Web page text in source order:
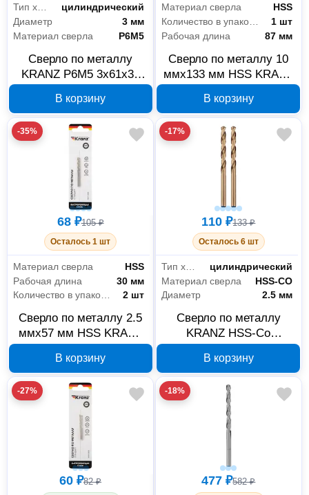
цилиндрический
Диаметр
3 мм
Материал сверла
Р6М5
Сверло по металлу
KRANZ P6M5 3x61x33
В корзину
Материал сверла
HSS
Количество в упаковке
1 шт
Рабочая длина
87 мм
Сверло по металлу 10
ммx133 мм HSS KRANZ
В корзину
-35%
68 ₽105 ₽
Осталось 1 шт
Материал сверла
HSS
Рабочая длина
30 мм
Количество в упаковке
2 шт
Сверло по металлу 2.5
ммx57 мм HSS KRANZ
В корзину
-17%
110 ₽133 ₽
Осталось 6 шт
Тип хвостовика
цилиндрический
Материал сверла
HSS-CO
Диаметр
2.5 мм
Сверло по металлу
KRANZ HSS-Co
0501
В корзину
-27%
60 ₽82 ₽
-18%
477 ₽582 ₽